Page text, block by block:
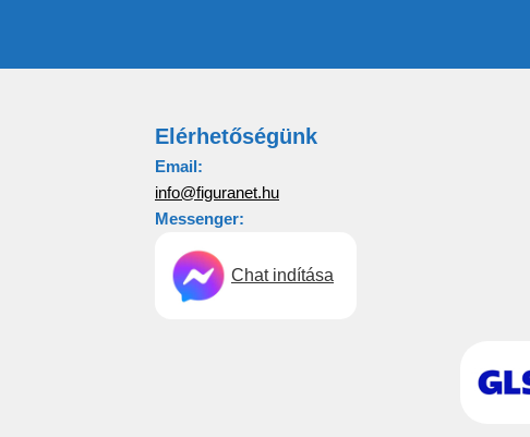
Elérhetőségünk
Email:
info@figuranet.hu
Messenger:
Chat indítása